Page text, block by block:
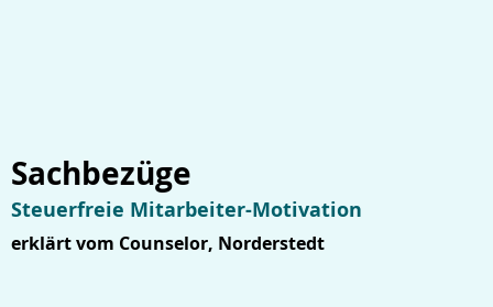
Sachbezüge
Steuerfreie Mitarbeiter-Motivation
erklärt vom Counselor, Norderstedt